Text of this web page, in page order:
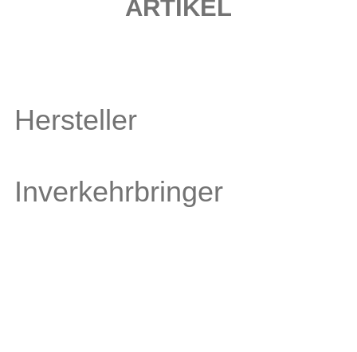
ARTIKEL
Hersteller
Inverkehrbringer